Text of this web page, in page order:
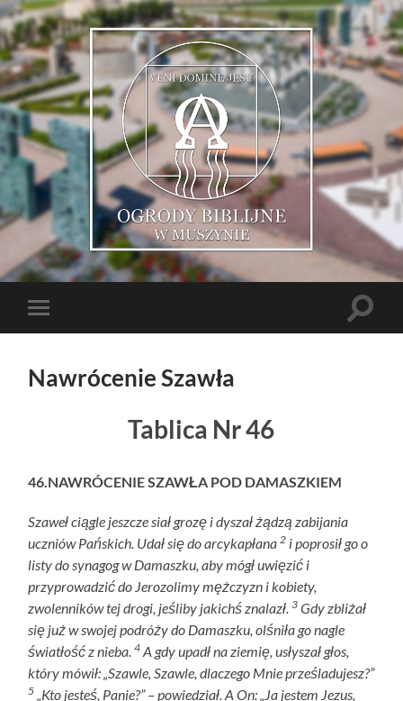
Muszyńskie
Ogrody
Biblijne
mobile
Toggle
Nawrócenie Szawła
Tablica Nr 46
46.NAWRÓCENIE SZAWŁA POD DAMASZKIEM
Szaweł ciągle jeszcze siał grozę i dyszał żądzą zabijania
uczniów Pańskich. Udał się do arcykapłana2 i poprosił go o
listy do synagog w Damaszku, aby mógł uwięzić i
przyprowadzić do Jerozolimy mężczyzn i kobiety,
zwolenników tej drogi, jeśliby jakichś znalazł.3 Gdy zbliżał
się już w swojej podróży do Damaszku, olśniła go nagle
światłość z nieba.4 A gdy upadł na ziemię, usłyszał głos,
który mówił: „Szawle, Szawle, dlaczego Mnie prześladujesz?”
5 „Kto jesteś, Panie?” – powiedział. A On: „Ja jestem Jezus,